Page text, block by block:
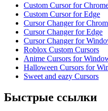
Custom Cursor for
Custom Cursor for Edge
Cursor Changer for
Cursor Changer for Edge
Cursor Changer for
Roblox Custom Cursors
Anime Cursors for
Halloween Cursors for
Sweet and eazy Cursors
Быстрые ссылки